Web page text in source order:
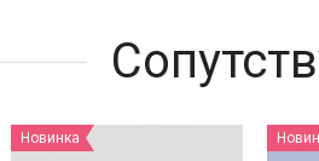
Новинка